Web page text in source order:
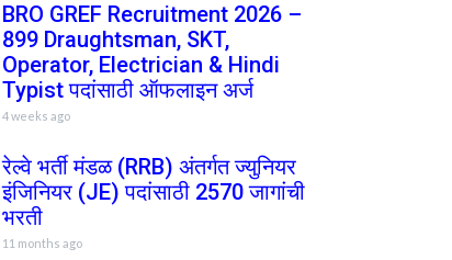
BRO GREF Recruitment 2026 –
899 Draughtsman, SKT,
Operator, Electrician & Hindi
Typist पदांसाठी ऑफलाइन अर्ज
4 weeks ago
रेल्वे भर्ती मंडळ (RRB) अंतर्गत ज्युनियर
इंजिनियर (JE) पदांसाठी 2570 जागांची
भरती
11 months ago